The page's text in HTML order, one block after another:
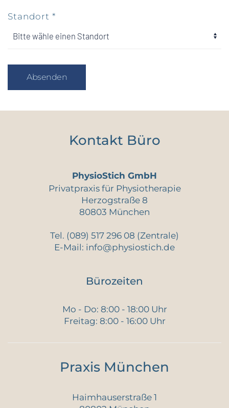
Standort *
Absenden
Kontakt Büro
PhysioStich GmbH
Privatpraxis für Physiotherapie
Herzogstraße 8
80803 München
Tel. (089) 517 296 08 (Zentrale)
E-Mail: info@physiostich.de
Bürozeiten
Mo - Do: 8:00 - 18:00 Uhr
Freitag: 8:00 - 16:00 Uhr
Praxis München
Haimhauserstraße 1